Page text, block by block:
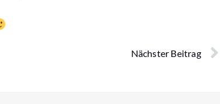
Nächster Beitrag